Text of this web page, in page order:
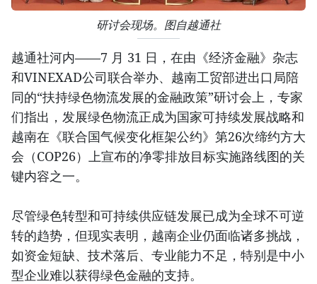
研讨会现场。图自越通社
越通社河内——7 月 31 日，在由《经济金融》杂志
和VINEXAD公司联合举办、越南工贸部进出口局陪
同的“扶持绿色物流发展的金融政策”研讨会上，专家
们指出，发展绿色物流正成为国家可持续发展战略和
越南在《联合国气候变化框架公约》第26次缔约方大
会（COP26）上宣布的净零排放目标实施路线图的关
键内容之一。
尽管绿色转型和可持续供应链发展已成为全球不可逆
转的趋势，但现实表明，越南企业仍面临诸多挑战，
如资金短缺、技术落后、专业能力不足，特别是中小
型企业难以获得绿色金融的支持。